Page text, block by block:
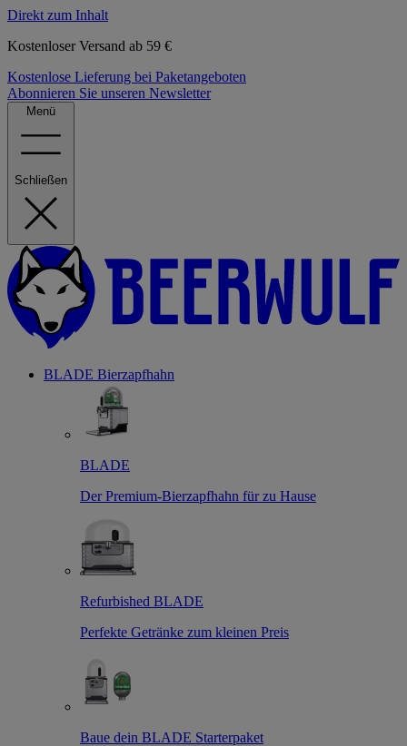
Direkt zum Inhalt
Kostenloser Versand ab 59 €
Kostenlose Lieferung bei Paketangeboten
Abonnieren Sie unseren Newsletter
Menü
Schließen
BLADE Bierzapfhahn
BLADE
Der Premium-Bierzapfhahn für zu Hause
Refurbished BLADE
Perfekte Getränke zum kleinen Preis
Baue dein BLADE Starterpaket